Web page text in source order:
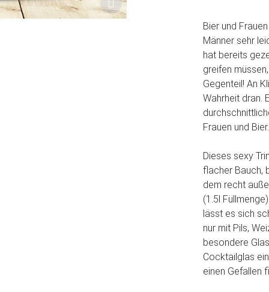
Bier und
Männer sehr
hat bereits
greifen
Gegenteil! An
Wahrheit dran.
Frauen und Bier.
Dieses sexy
flacher Bauch,
dem recht
(1.5l
lässt es sich
nur mit Pils,
besondere
Cocktailglas
einen Gefallen